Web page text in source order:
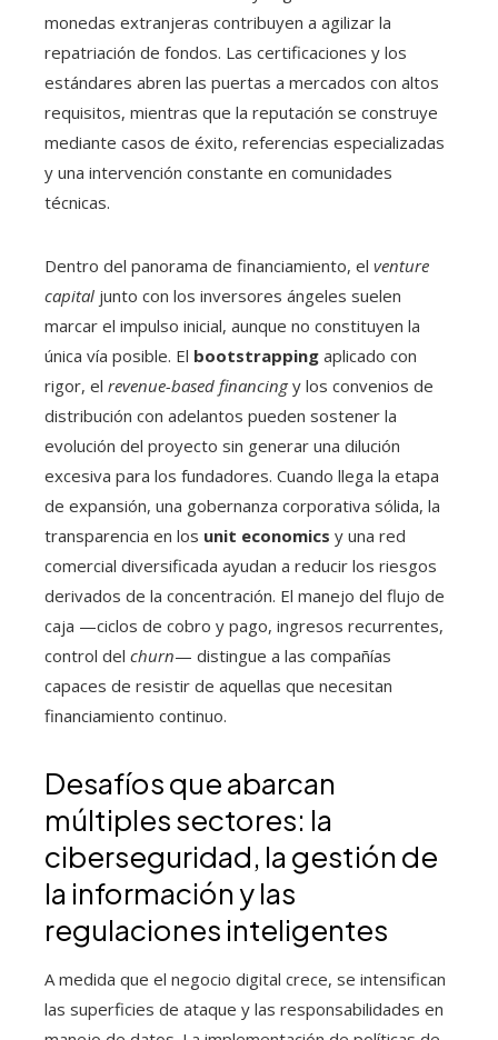
monedas extranjeras contribuyen a agilizar la
repatriación de fondos. Las certificaciones y los
estándares abren las puertas a mercados con altos
requisitos, mientras que la reputación se construye
mediante casos de éxito, referencias especializadas
y una intervención constante en comunidades
técnicas.
Dentro del panorama de financiamiento, el venture
capital junto con los inversores ángeles suelen
marcar el impulso inicial, aunque no constituyen la
única vía posible. El bootstrapping aplicado con
rigor, el revenue-based financingy los convenios de
distribución con adelantos pueden sostener la
evolución del proyecto sin generar una dilución
excesiva para los fundadores. Cuando llega la etapa
de expansión, una gobernanza corporativa sólida, la
transparencia en los unit economics y una red
comercial diversificada ayudan a reducir los riesgos
derivados de la concentración. El manejo del flujo de
caja —ciclos de cobro y pago, ingresos recurrentes,
control del churn— distingue a las compañías
capaces de resistir de aquellas que necesitan
financiamiento continuo.
Desafíos que abarcan
múltiples sectores: la
ciberseguridad, la gestión de
la información y las
regulaciones inteligentes
A medida que el negocio digital crece, se intensifican
las superficies de ataque y las responsabilidades en